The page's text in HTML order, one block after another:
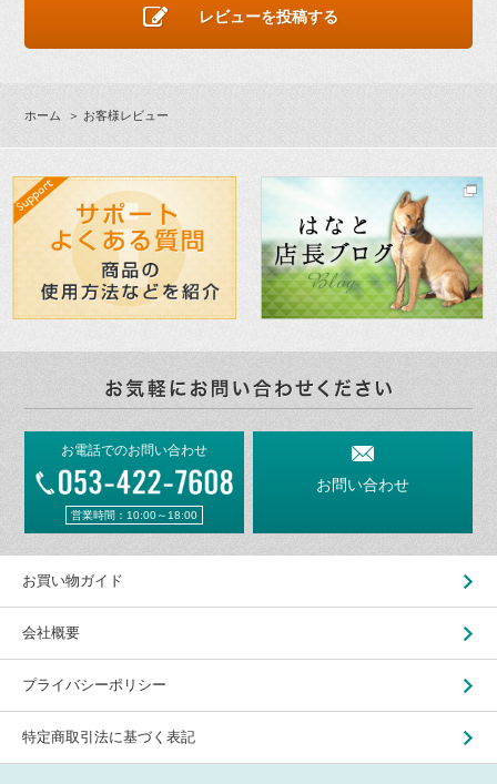
レビューを投稿する
ホーム ＞ お客様レビュー
お電話でのお問い合わせ
営業時間：10:00～18:00
お問い合わせ
お買い物ガイド
会社概要
プライバシーポリシー
特定商取引法に基づく表記